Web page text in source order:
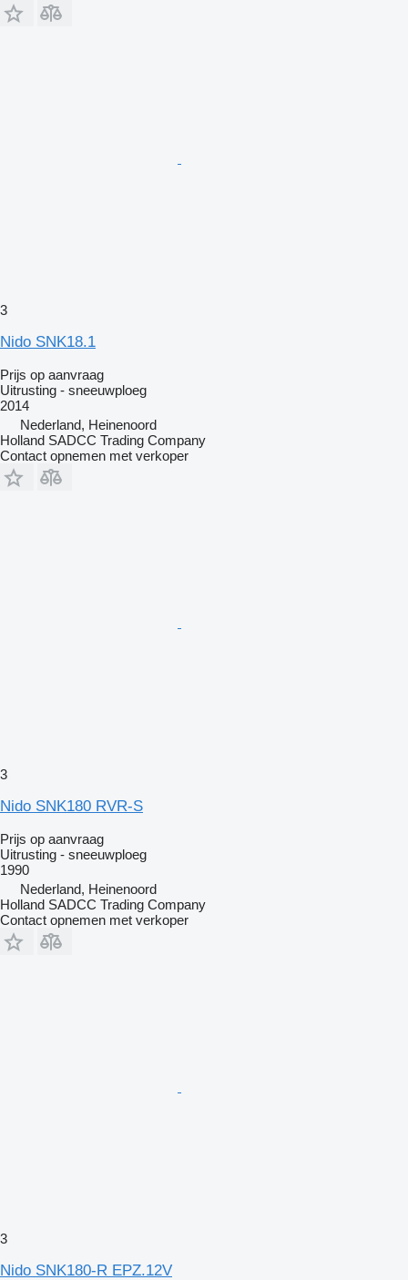
3
Nido SNK18.1
Prijs op aanvraag
Uitrusting - sneeuwploeg
2014
Nederland, Heinenoord
Holland SADCC Trading Company
Contact opnemen met verkoper
3
Nido SNK180 RVR-S
Prijs op aanvraag
Uitrusting - sneeuwploeg
1990
Nederland, Heinenoord
Holland SADCC Trading Company
Contact opnemen met verkoper
3
Nido SNK180-R EPZ.12V